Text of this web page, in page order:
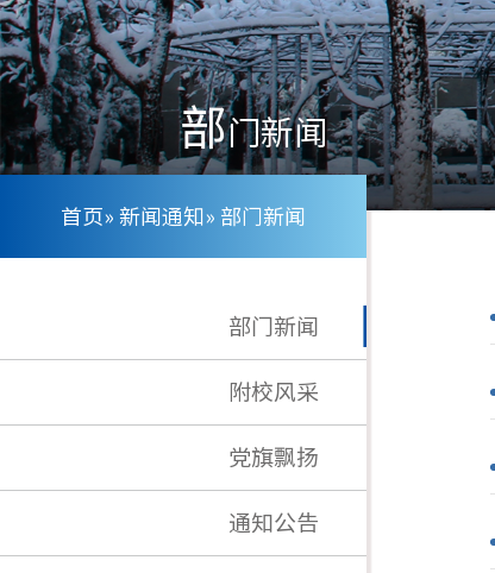
部门新闻
首页» 新闻通知» 部门新闻
部门新闻
附校风采
党旗飘扬
通知公告